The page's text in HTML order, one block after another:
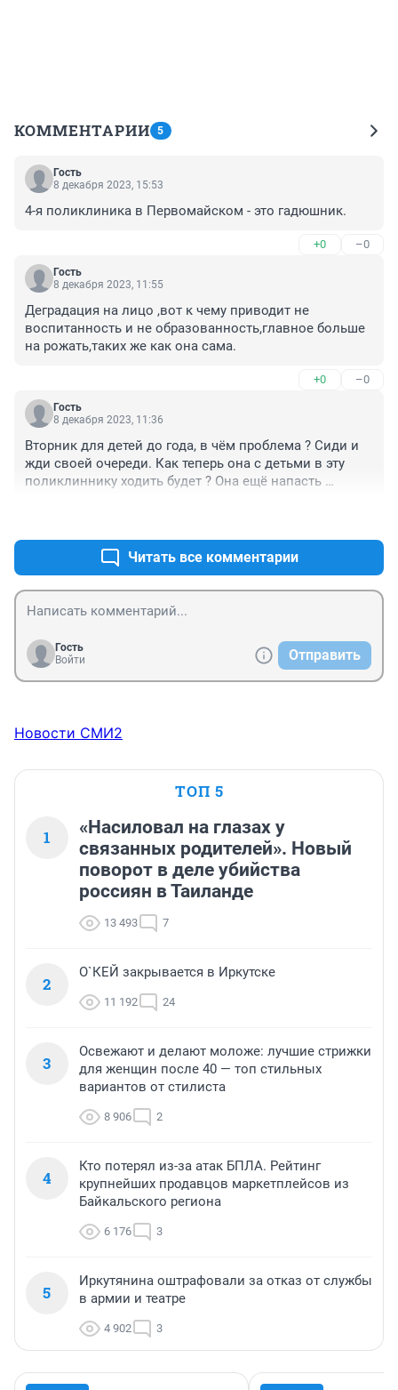
КОММЕНТАРИИ 5
Гость
8 декабря 2023, 15:53
4-я поликлиника в Первомайском - это гадюшник.
+0 –0
Гость
8 декабря 2023, 11:55
Деградация на лицо ,вот к чему приводит не
воспитанность и не образованность,главное больше
на рожать,таких же как она сама.
+0 –0
Гость
8 декабря 2023, 11:36
Вторник для детей до года, в чём проблема ? Сиди и
жди своей очереди. Как теперь она с детьми в эту
поликлиннику ходить будет ? Она ещё напасть
Читать все комментарии
Гость
Войти
Отправить
Новости СМИ2
ТОП 5
1
«Насиловал на глазах у
связанных родителей». Новый
поворот в деле убийства
россиян в Таиланде
13 493 7
2
О`КЕЙ закрывается в Иркутске
11 192 24
3
Освежают и делают моложе: лучшие стрижки
для женщин после 40 — топ стильных
вариантов от стилиста
8 906 2
4
Кто потерял из-за атак БПЛА. Рейтинг
крупнейших продавцов маркетплейсов из
Байкальского региона
6 176 3
5
Иркутянина оштрафовали за отказ от службы
в армии и театре
4 902 3